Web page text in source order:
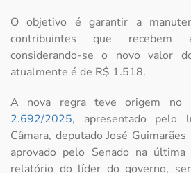
O objetivo é garantir a
contribuintes que recebem
considerando-se o novo valor
atualmente é de R$ 1.518.
A nova regra teve origem no
2.692/2025, apresentado pelo
Câmara, deputado José
aprovado pelo Senado na
relatório do líder do governo,